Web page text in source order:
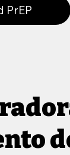
PrEP